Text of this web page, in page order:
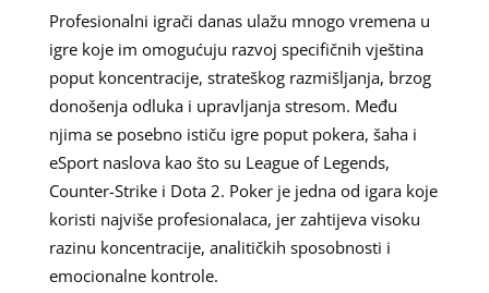
Profesionalni igrači danas ulažu mnogo vremena u
igre koje im omogućuju razvoj specifičnih vještina
poput koncentracije, strateškog razmišljanja, brzog
donošenja odluka i upravljanja stresom. Među
njima se posebno ističu igre poput pokera, šaha i
eSport naslova kao što su League of Legends,
Counter-Strike i Dota 2. Poker je jedna od igara koje
koristi najviše profesionalaca, jer zahtijeva visoku
razinu koncentracije, analitičkih sposobnosti i
emocionalne kontrole.